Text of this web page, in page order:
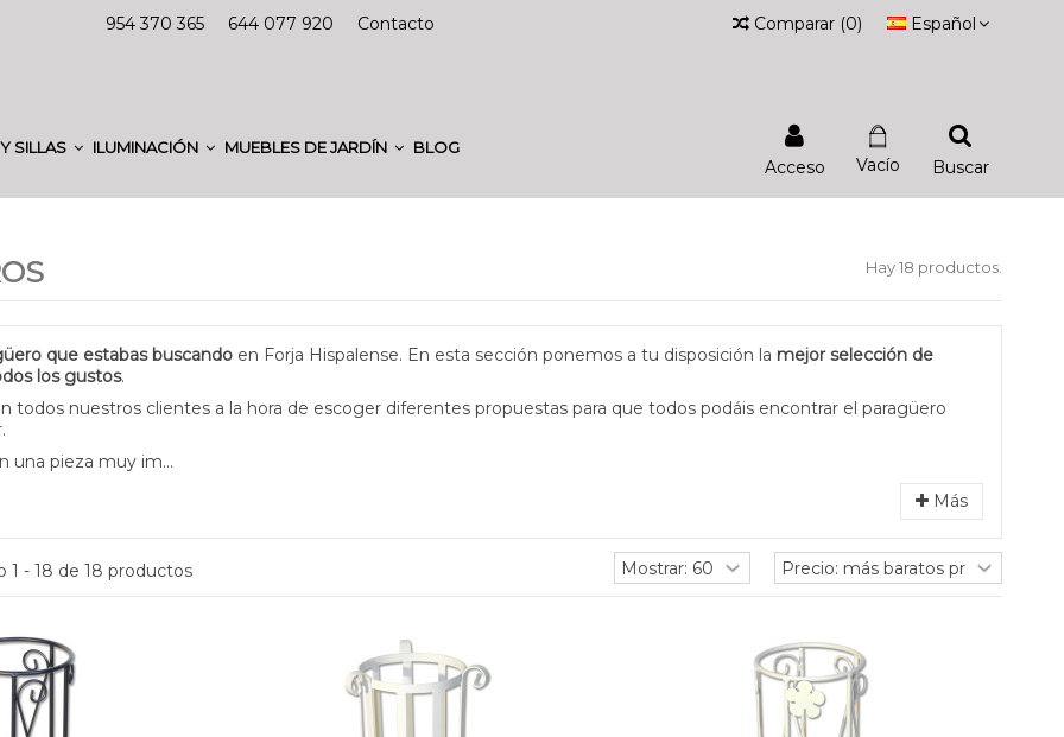
954 370 365 644 077 920 Contacto Español
Comparar (0)
SILLAS ILUMINACIÓN MUEBLES DE JARDÍN BLOG
Buscar
Vacío
Acceso
Hay 18 productos.
que estabas buscando en Forja Hispalense. En esta sección ponemos a tu disposición la mejor selección de
los gustos.
todos nuestros clientes a la hora de escoger diferentes propuestas para que todos podáis encontrar el paragüero
una pieza muy im...
Más
1 - 18 de 18 productos